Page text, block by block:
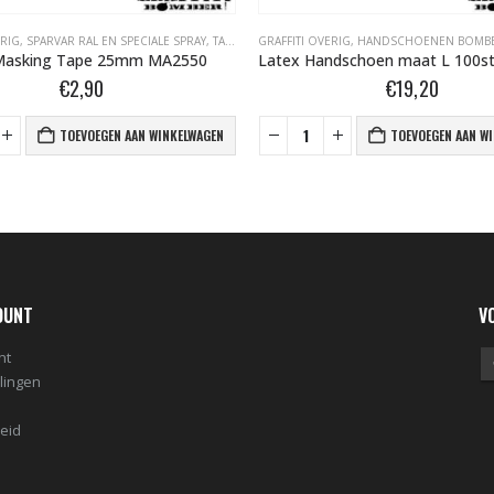
, SPARVAR RAL EN SPECIALE SPRAY, TAPE- EN AFDEKMATERIALEN
Tape 25mm MA2550
€2,90
TOEVOEGEN AAN WINKELWAGEN
GRAFFITI OVERIG, HANDSCHOENEN
€19,20
TOEVOEGEN AAN